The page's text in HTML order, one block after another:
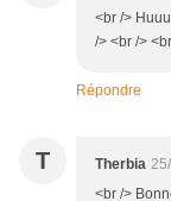
<br />
/> <br />
Répondre
T Therbia
<br />